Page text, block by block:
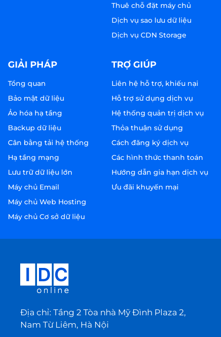
Thuê chỗ đặt máy chủ
Dịch vụ sao lưu dữ liệu
Dịch vụ CDN Storage
GIẢI PHÁP
Tổng quan
Bảo mật dữ liệu
Ảo hóa hạ tầng
Backup dữ liệu
Cân bằng tải hệ thống
Hạ tầng mạng
Lưu trữ dữ liệu lớn
Máy chủ Email
Máy chủ Web Hosting
Máy chủ Cơ sở dữ liệu
TRỢ GIÚP
Liên hệ hỗ trợ, khiếu nại
Hỗ trợ sử dụng dịch vụ
Hệ thống quản trị dịch vụ
Thỏa thuận sử dụng
Cách đăng ký dịch vụ
Các hình thức thanh toán
Hướng dẫn gia hạn dịch vụ
Ưu đãi khuyến mại
Địa chỉ: Tầng 2 Tòa nhà Mỹ Đình Plaza 2,
Nam Từ Liêm, Hà Nội